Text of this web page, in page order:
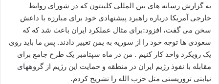
به گزارش رسانه های بین المللی کلینتون که در شورای روابط
خارجی آمریکا درباره راهبرد پیشنهادی خود برای مبارزه با داعش
سخن می گفت، افزود:برای مثال عملکرد ایران باعث شد که که
سعودی ها توجه خود را از سوریه به یمن تغییر دادند. پس ما باید روی
یک رویکرد واحد کار کنیم . من در ماه سپتامبر یک طرح جامع برای
مقابله با نفوذ رژیم ایران در منطقه و حمایت این رژیم از گروههای
نیابتی تروریستی مثل حزب الله را تشریح کردم.